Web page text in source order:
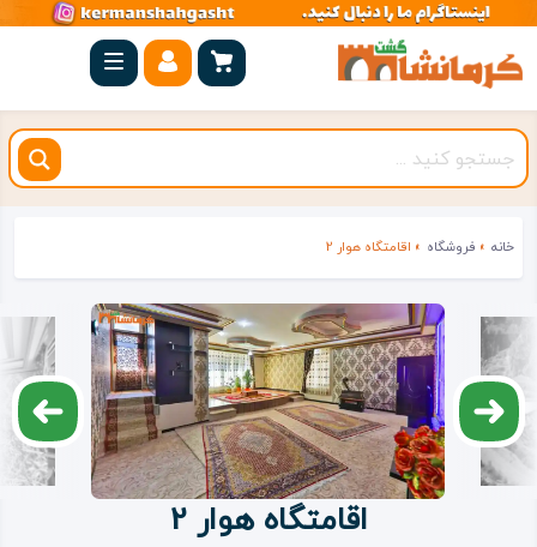
صفحه
اصلی
کرمانشاه
شهرستان
مجموعه
بیستون
روستاهای
هدف
اقامتگاه
خانه » فروشگاه » اقامتگاه هوار 2
اقامتگاه هوار 2